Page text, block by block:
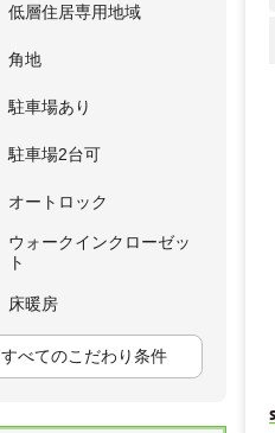
低層住居専用地域
角地
駐車場あり
駐車場2台可
オートロック
ウォークインクローゼッ
ト
床暖房
すべてのこだわり条件